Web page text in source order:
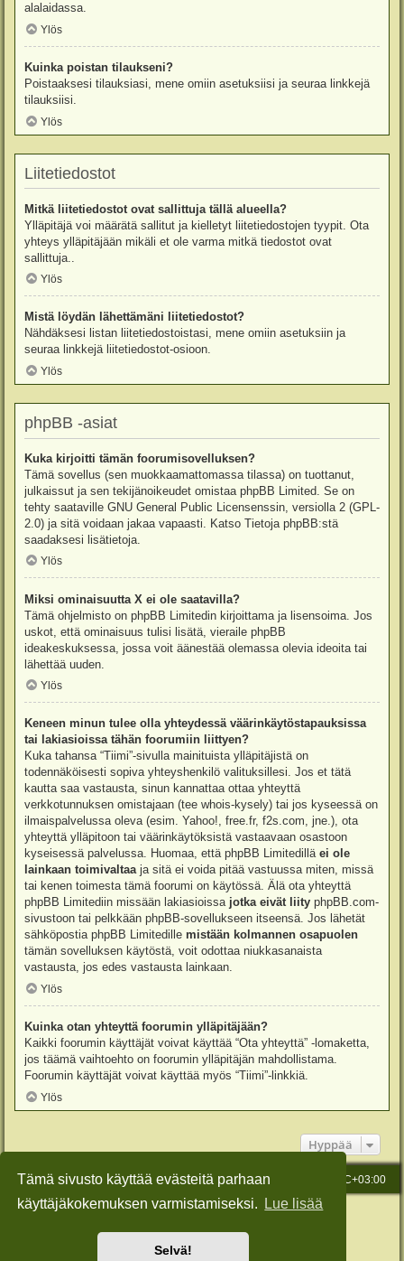
Tämä sivusto käyttää evästeitä parhaan
käyttäjäkokemuksen varmistamiseksi.
Lue lisää
Selvä!
alalaidassa.
Ylös
Kuinka poistan tilaukseni?
Poistaaksesi tilauksiasi, mene omiin asetuksiisi ja seuraa linkkejä
tilauksiisi.
Ylös
Liitetiedostot
Mitkä liitetiedostot ovat sallittuja tällä alueella?
Ylläpitäjä voi määrätä sallitut ja kielletyt liitetiedostojen tyypit. Ota
yhteys ylläpitäjään mikäli et ole varma mitkä tiedostot ovat
sallittuja..
Ylös
Mistä löydän lähettämäni liitetiedostot?
Nähdäksesi listan liitetiedostoistasi, mene omiin asetuksiin ja
seuraa linkkejä liitetiedostot-osioon.
Ylös
phpBB -asiat
Kuka kirjoitti tämän foorumisovelluksen?
Tämä sovellus (sen muokkaamattomassa tilassa) on tuottanut,
julkaissut ja sen tekijänoikeudet omistaa phpBB Limited . Se on
tehty saataville GNU General Public Licensenssin, versiolla 2 (GPL-
2.0) ja sitä voidaan jakaa vapaasti. Katso Tietoja phpBB:stä
saadaksesi lisätietoja.
Ylös
Miksi ominaisuutta X ei ole saatavilla?
Tämä ohjelmisto on phpBB Limitedin kirjoittama ja lisensoima. Jos
uskot, että ominaisuus tulisi lisätä, vieraile phpBB
ideakeskuksessa , jossa voit äänestää olemassa olevia ideoita tai
lähettää uuden.
Ylös
Keneen minun tulee olla yhteydessä väärinkäytöstapauksissa
tai lakiasioissa tähän foorumiin liittyen?
Kuka tahansa “Tiimi”-sivulla mainituista ylläpitäjistä on
todennäköisesti sopiva yhteyshenkilö valituksillesi. Jos et tätä
kautta saa vastausta, sinun kannattaa ottaa yhteyttä
verkkotunnuksen omistajaan (tee whois-kysely) tai jos kyseessä on
ilmaispalvelussa oleva (esim. Yahoo!, free.fr, f2s.com, jne.), ota
yhteyttä ylläpitoon tai väärinkäytöksistä vastaavaan osastoon
kyseisessä palvelussa. Huomaa, että phpBB Limitedillä ei ole
lainkaan toimivaltaaja sitä ei voida pitää vastuussa miten, missä
tai kenen toimesta tämä foorumi on käytössä. Älä ota yhteyttä
phpBB Limitediin missään lakiasioissa jotka eivät liity phpBB.com-
sivustoon tai pelkkään phpBB-sovellukseen itseensä. Jos lähetät
sähköpostia phpBB Limitedille mistään kolmannen osapuolen
tämän sovelluksen käytöstä, voit odottaa niukkasanaista
vastausta, jos edes vastausta lainkaan.
Ylös
Kuinka otan yhteyttä foorumin ylläpitäjään?
Kaikki foorumin käyttäjät voivat käyttää “Ota yhteyttä” -lomaketta,
jos täämä vaihtoehto on foorumin ylläpitäjän mahdollistama.
Foorumin käyttäjät voivat käyttää myös “Tiimi”-linkkiä.
Ylös
Hyppää
Etusivu Kaikki ajat ovat UTC+03:00
Viesti Ylläpidolle
Keskustelufoorumin ohjelmistophpBB® Forum Software © phpBB Limited